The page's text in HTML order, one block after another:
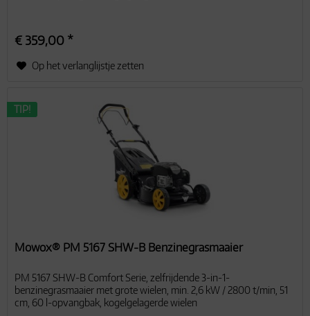
€ 359,00 *
Op het verlanglijstje zetten
TIP!
Mowox® PM 5167 SHW-B Benzinegrasmaaier
PM 5167 SHW-B Comfort Serie, zelfrijdende 3-in-1-
benzinegrasmaaier met grote wielen, min. 2,6 kW / 2800 t/min, 51
cm, 60 l-opvangbak, kogelgelagerde wielen